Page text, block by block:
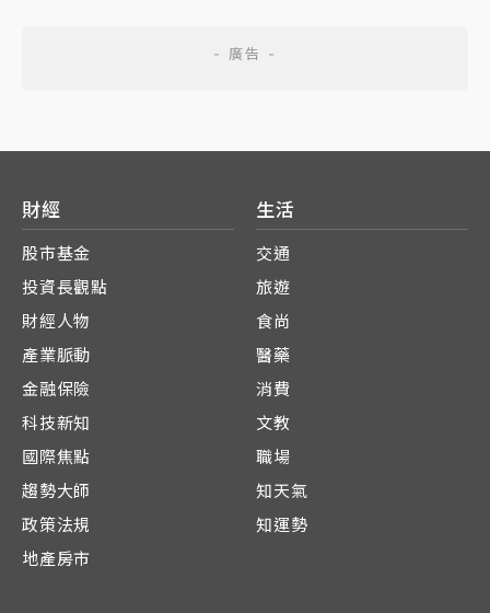
財經
股市基金
投資長觀點
財經人物
產業脈動
金融保險
科技新知
國際焦點
趨勢大師
政策法規
地產房市
生活
交通
旅遊
食尚
醫藥
消費
文教
職場
知天氣
知運勢